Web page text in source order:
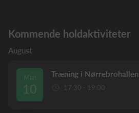
Kommende holdaktiviteter
August
Man
10
Træning i Nørrebrohallen
17:30 - 19:00